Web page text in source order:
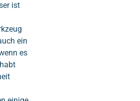
ist
ein
es